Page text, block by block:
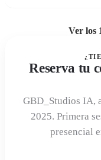
Ver los
Reserva tu
GBD_Studios IA,
2025. Primera
presencial